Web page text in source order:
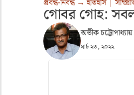
প্রবন্ধ-নিবন্ধ→ইতিহাস |
গোবর গোহ: সবল
অভীক চট্টোপাধ্যায়
মার্চ ২৩, ২০২২